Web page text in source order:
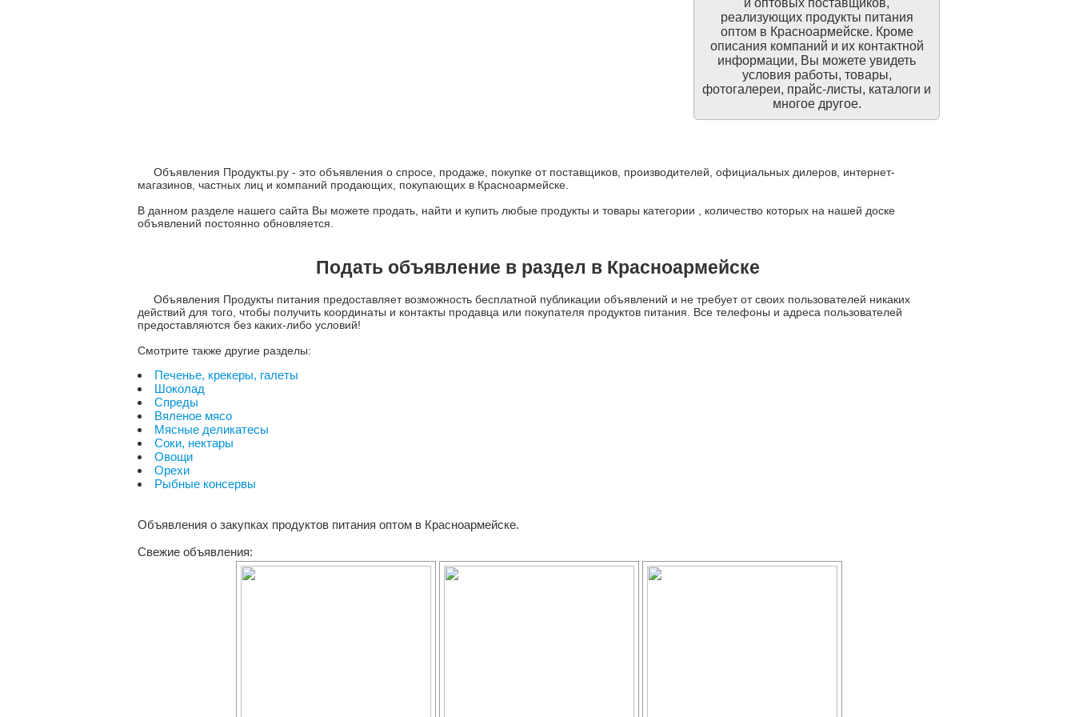
и оптовых поставщиков,
реализующих продукты питания
оптом в Красноармейске. Кроме
описания компаний и их контактной
информации, Вы можете увидеть
условия работы, товары,
фотогалереи, прайс-листы, каталоги и
многое другое.
Объявления Продукты.ру - это объявления о спросе, продаже, покупке от поставщиков, производителей, официальных дилеров, интернет-
магазинов, частных лиц и компаний продающих, покупающих в Красноармейске.
В данном разделе нашего сайта Вы можете продать, найти и купить любые продукты и товары категории , количество которых на нашей доске
объявлений постоянно обновляется.
Подать объявление в раздел в Красноармейске
Объявления Продукты питания предоставляет возможность бесплатной публикации объявлений и не требует от своих пользователей никаких
действий для того, чтобы получить координаты и контакты продавца или покупателя продуктов питания. Все телефоны и адреса пользователей
предоставляются без каких-либо условий!
Смотрите также другие разделы:
Печенье, крекеры, галеты
Шоколад
Спреды
Вяленое мясо
Мясные деликатесы
Соки, нектары
Овощи
Орехи
Рыбные консервы
Объявления о закупках продуктов питания оптом в Красноармейске.
Свежие объявления: